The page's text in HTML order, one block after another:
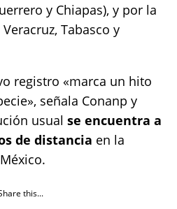
y Chiapas), y por la
Tabasco y
registro «marca un hito
señala Conanp y
usual se encuentra a
de distancia en la
this...